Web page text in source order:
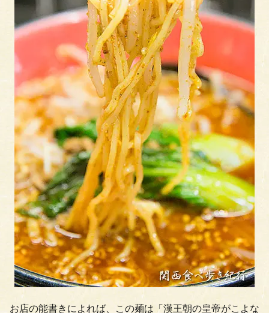
お店の能書きによれば、この麺は「漢王朝の皇帝がこよな